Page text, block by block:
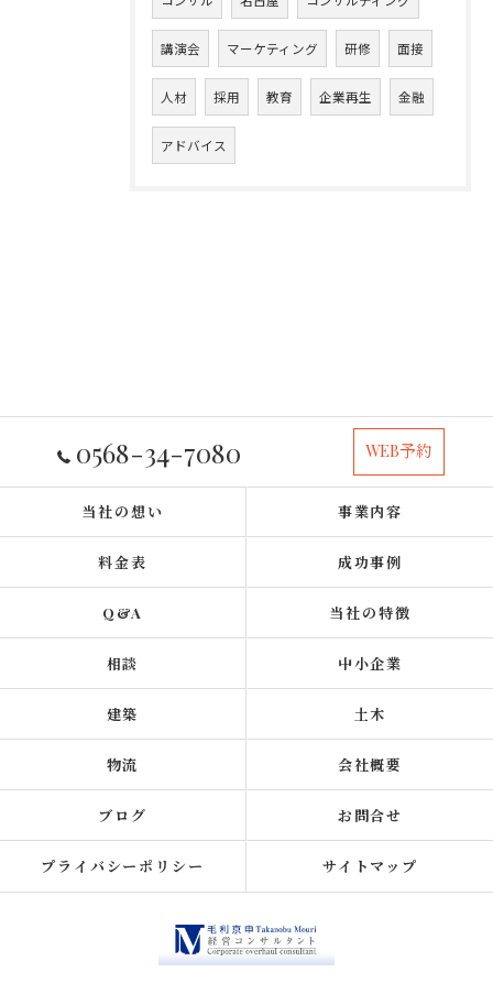
講演会 マーケティング 研修 面接
人材 採用 教育 企業再生 金融
アドバイス
0568-34-7080 WEB予約
当社の想い 事業内容
料金表 成功事例
Q&A 当社の特徴
相談 中小企業
建築 土木
物流 会社概要
ブログ お問合せ
プライバシーポリシー サイトマップ